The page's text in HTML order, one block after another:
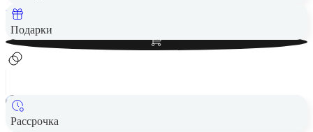
Подарки
Вернем до
РассрочкаСмарт-часы HONOR Watch 4 Black (TMA-B19)